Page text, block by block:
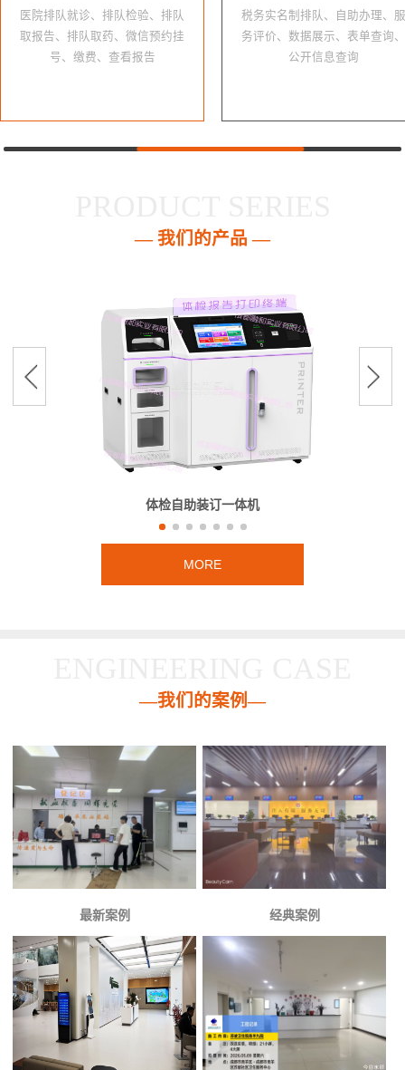
医院排队就诊、排队检验、排队
取报告、排队取药、微信预约挂
号、缴费、查看报告
税务实名制排队、自助办理、服
务评价、数据展示、表单查询、
公开信息查询
— 我们的产品 —
体检自助装订一体机
MORE
—我们的案例—
最新案例 经典案例